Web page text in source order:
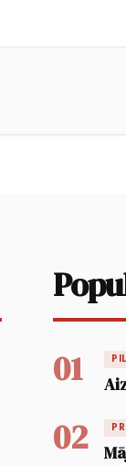
01
02